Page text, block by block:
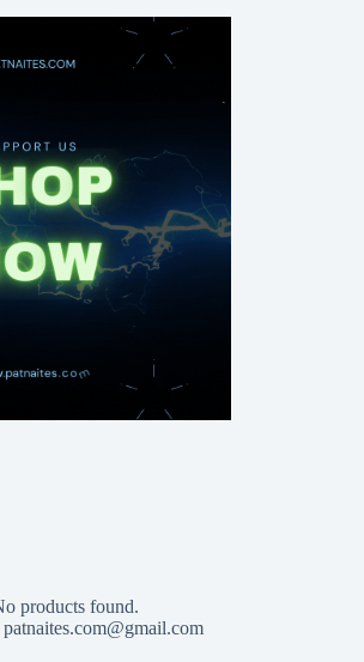
products found.